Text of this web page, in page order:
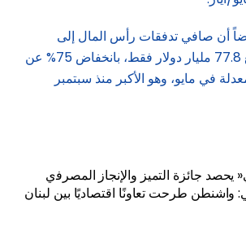
أن صافي تدفقات رأس المال إلى
الولايات المتحدة بلغ 77.8 مليار دولار فقط، بانخفاض 75% عن
المعدلة في مايو، وهو الأكبر منذ سبتمبر
ﻳﺤﺼﺪ ﺟﺎﺋﺰة اﻟﺘﻤﻴﺰ واﻹﻧﺠﺎز اﻟﻤﺼﺮﻓي
واشنطن طرحت تعاونًا اقتصاديًا بين لبنان